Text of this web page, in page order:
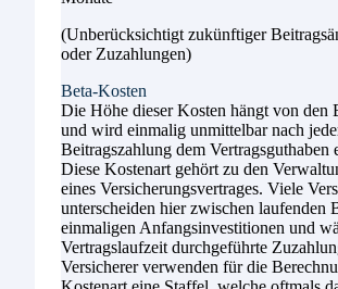
(Unberücksichtigt zukünftiger
oder Zuzahlungen)
Beta-Kosten
Die Höhe dieser Kosten hängt von den
und wird einmalig unmittelbar nach
Beitragszahlung dem Vertragsguthaben
Diese Kostenart gehört zu den
eines Versicherungsvertrages. Viele
unterscheiden hier zwischen laufenden
einmaligen Anfangsinvestitionen und
Vertragslaufzeit durchgeführte
Versicherer verwenden für die